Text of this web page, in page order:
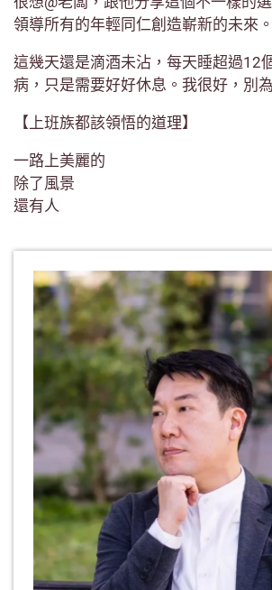
領導所有的年輕同仁創造嶄新的未來。
這幾天還是滴酒未沾，每天睡超過12
病，只是需要好好休息。我很好，
【上班族都該領悟的道理】
一路上美麗的
除了風景
還有人